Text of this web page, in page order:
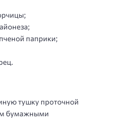
паприки;
тушку проточной
бумажными